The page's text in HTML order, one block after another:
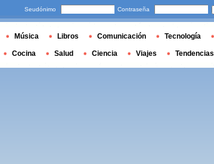
Seudónimo Contraseña
Música Libros Comunicación Tecnología
Cocina Salud Ciencia Viajes Tendencias